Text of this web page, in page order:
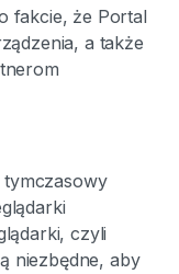
fakcie, że Portal
a także
tymczasowy
czyli
niezbędne, aby